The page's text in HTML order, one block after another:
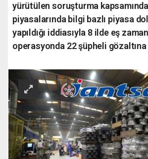
yürütülen soruşturma
piyasalarında bilgi bazlı piyasa
yapıldığı iddiasıyla 8 ilde eş
operasyonda 22 şüpheli gözaltına